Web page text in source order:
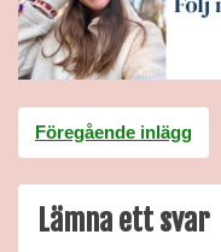
Inläggsnavigering
Föregående inlägg
Lämna ett svar